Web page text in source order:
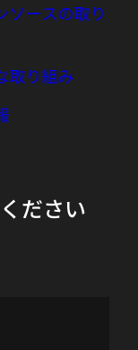
ソースの取り
取り組み
ださい